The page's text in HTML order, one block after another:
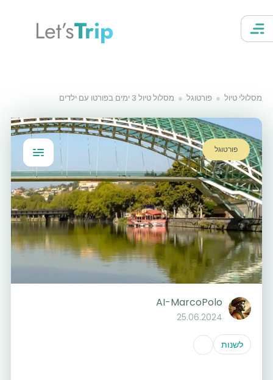
Let’sTrip
מסלולי טיול פורטוגל מסלול טיול 3 ימים בפורטו עם ילדים
פורטוגל
AI-MarcoPolo
25.06.2024
לשנות